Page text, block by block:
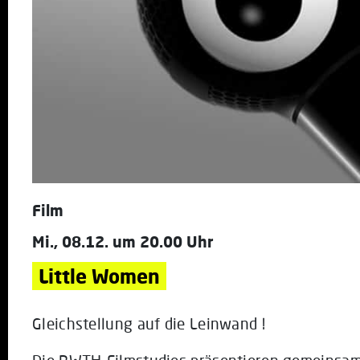
Film
Mi., 08.12. um 20.00 Uhr
Little Women
Gleichstellung auf die Leinwand !